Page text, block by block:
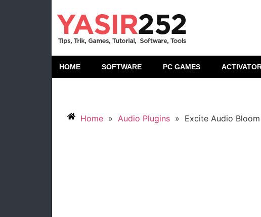
HOME SOFTWARE PC GAMES
Home » Audio Plugins » Excite Audio